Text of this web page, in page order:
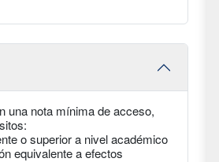
una nota mínima de acceso,
o superior a nivel académico
equivalente a efectos